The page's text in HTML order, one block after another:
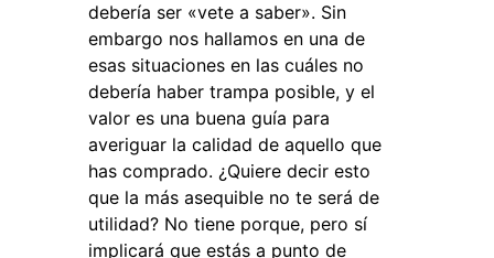
debería ser «vete a saber». Sin
embargo nos hallamos en una de
esas situaciones en las cuáles no
debería haber trampa posible, y el
valor es una buena guía para
averiguar la calidad de aquello que
has comprado. ¿Quiere decir esto
que la más asequible no te será de
utilidad? No tiene porque, pero sí
implicará que estás a punto de